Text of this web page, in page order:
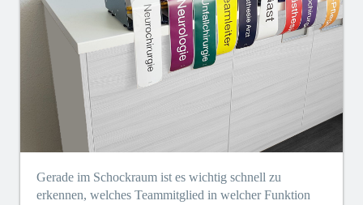
Gerade im Schockraum ist es wichtig schnell zu
erkennen, welches Teammitglied in welcher Funktion